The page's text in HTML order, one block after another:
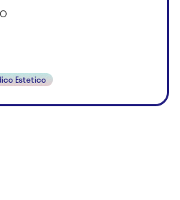
Estetico